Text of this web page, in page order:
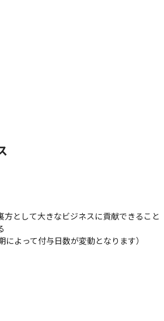
として大きなビジネスに貢献できること
よって付与日数が変動となります）